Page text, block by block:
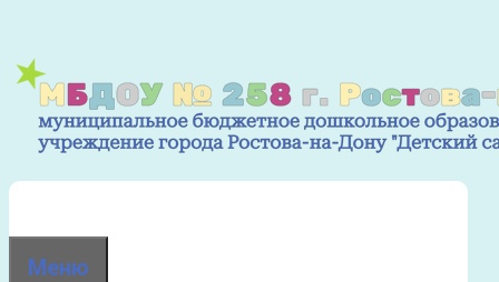
содержимому
Меню